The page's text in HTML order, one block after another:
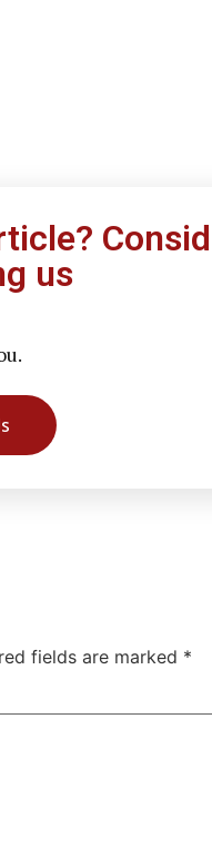
us
fields are marked *